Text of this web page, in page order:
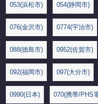
053(浜松市) 054(静岡市)
076(金沢市) 0774(宇治市)
088(徳島市) 0952(佐賀市)
092(福岡市) 097(大分市)
0990(日本) 070(携帯/PHS